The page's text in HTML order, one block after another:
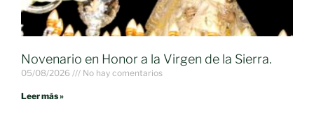
Novenario en Honor a la Virgen de la Sierra.
05/08/2026 No hay comentarios
Leer más »